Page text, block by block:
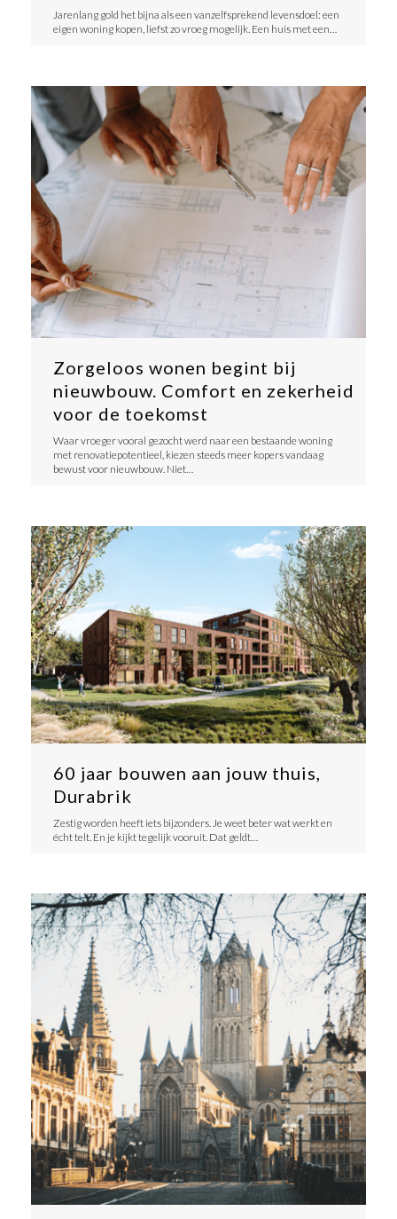
​Jarenlang gold het bijna als een vanzelfsprekend levensdoel: een
eigen woning kopen, liefst zo vroeg mogelijk. Een huis met een…
Zorgeloos wonen begint bij
nieuwbouw. Comfort en zekerheid
voor de toekomst
​Waar vroeger vooral gezocht werd naar een bestaande woning
met renovatiepotentieel, kiezen steeds meer kopers vandaag
bewust voor nieuwbouw. Niet…
60 jaar bouwen aan jouw thuis,
Durabrik
​Zestig worden heeft iets bijzonders. Je weet beter wat werkt en
écht telt. En je kijkt tegelijk vooruit. Dat geldt…